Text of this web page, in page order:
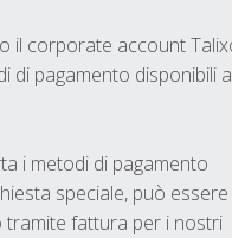
il corporate account
di pagamento disponibili
i metodi di pagamento
speciale, può essere
tramite fattura per i nostri